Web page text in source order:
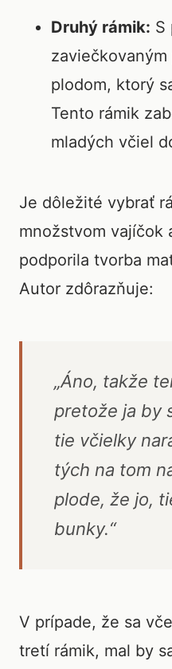
Druhý rámik: S
plodom, ktorý
Tento rámik
mladých včiel
Je dôležité vybrať
množstvom vajíčok
podporila tvorba
Autor zdôrazňuje:
„Áno, takže
pretože ja by
tie včielky
tých na tom
plode, že jo,
bunky.“
V prípade, že sa
tretí rámik, mal by